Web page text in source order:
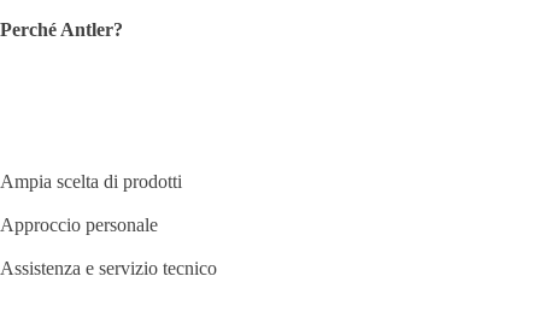
Perché Antler?
Ampia scelta di prodotti
Approccio personale
Assistenza e servizio tecnico